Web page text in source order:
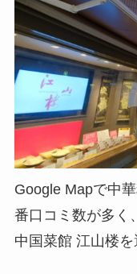
Google Mapで中
番口コミ数が多く
中国菜館 江山楼を